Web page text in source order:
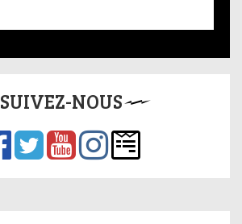
SUIVEZ-NOUS